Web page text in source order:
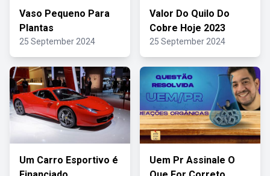
Vaso Pequeno Para
Plantas
25 September 2024
Valor Do Quilo Do
Cobre Hoje 2023
25 September 2024
Um Carro Esportivo é
Uem Pr Assinale O